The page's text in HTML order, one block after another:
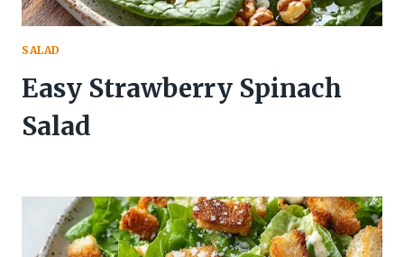
SALAD
Easy Strawberry Spinach
Salad